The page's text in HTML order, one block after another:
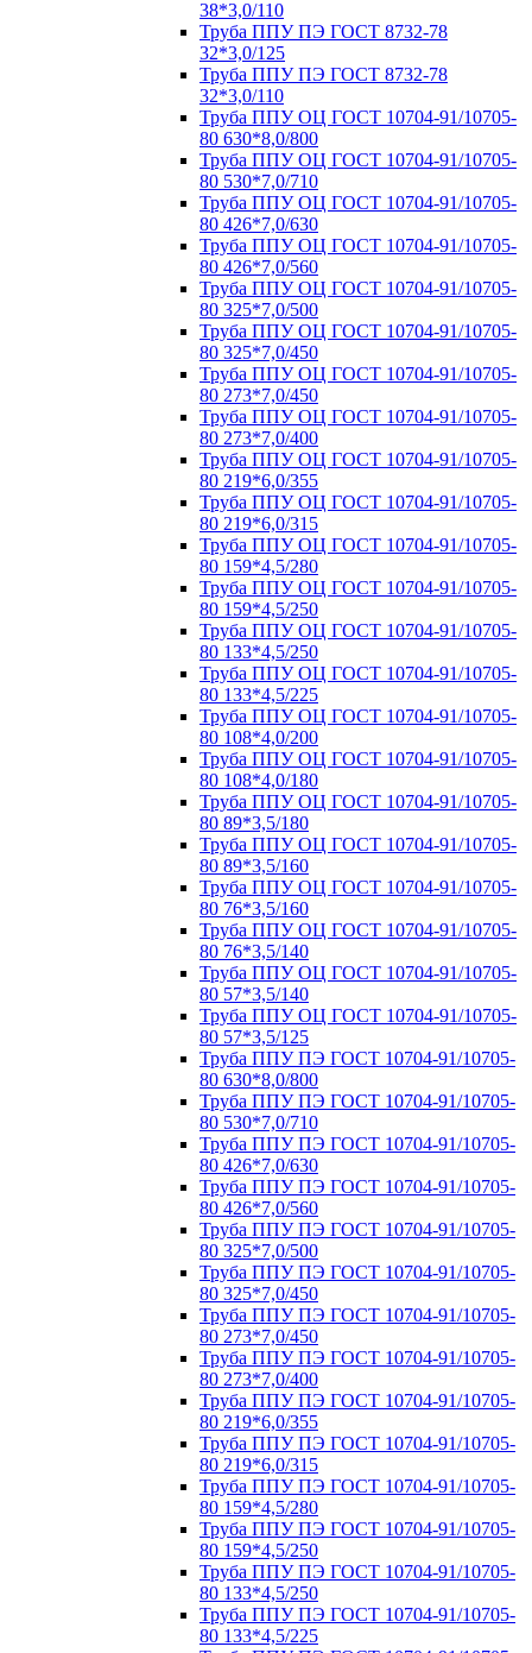
38*3,0/110
Труба ППУ ПЭ ГОСТ 8732-78
32*3,0/125
Труба ППУ ПЭ ГОСТ 8732-78
32*3,0/110
Труба ППУ ОЦ ГОСТ 10704-91/10705-
80 630*8,0/800
Труба ППУ ОЦ ГОСТ 10704-91/10705-
80 530*7,0/710
Труба ППУ ОЦ ГОСТ 10704-91/10705-
80 426*7,0/630
Труба ППУ ОЦ ГОСТ 10704-91/10705-
80 426*7,0/560
Труба ППУ ОЦ ГОСТ 10704-91/10705-
80 325*7,0/500
Труба ППУ ОЦ ГОСТ 10704-91/10705-
80 325*7,0/450
Труба ППУ ОЦ ГОСТ 10704-91/10705-
80 273*7,0/450
Труба ППУ ОЦ ГОСТ 10704-91/10705-
80 273*7,0/400
Труба ППУ ОЦ ГОСТ 10704-91/10705-
80 219*6,0/355
Труба ППУ ОЦ ГОСТ 10704-91/10705-
80 219*6,0/315
Труба ППУ ОЦ ГОСТ 10704-91/10705-
80 159*4,5/280
Труба ППУ ОЦ ГОСТ 10704-91/10705-
80 159*4,5/250
Труба ППУ ОЦ ГОСТ 10704-91/10705-
80 133*4,5/250
Труба ППУ ОЦ ГОСТ 10704-91/10705-
80 133*4,5/225
Труба ППУ ОЦ ГОСТ 10704-91/10705-
80 108*4,0/200
Труба ППУ ОЦ ГОСТ 10704-91/10705-
80 108*4,0/180
Труба ППУ ОЦ ГОСТ 10704-91/10705-
80 89*3,5/180
Труба ППУ ОЦ ГОСТ 10704-91/10705-
80 89*3,5/160
Труба ППУ ОЦ ГОСТ 10704-91/10705-
80 76*3,5/160
Труба ППУ ОЦ ГОСТ 10704-91/10705-
80 76*3,5/140
Труба ППУ ОЦ ГОСТ 10704-91/10705-
80 57*3,5/140
Труба ППУ ОЦ ГОСТ 10704-91/10705-
80 57*3,5/125
Труба ППУ ПЭ ГОСТ 10704-91/10705-
80 630*8,0/800
Труба ППУ ПЭ ГОСТ 10704-91/10705-
80 530*7,0/710
Труба ППУ ПЭ ГОСТ 10704-91/10705-
80 426*7,0/630
Труба ППУ ПЭ ГОСТ 10704-91/10705-
80 426*7,0/560
Труба ППУ ПЭ ГОСТ 10704-91/10705-
80 325*7,0/500
Труба ППУ ПЭ ГОСТ 10704-91/10705-
80 325*7,0/450
Труба ППУ ПЭ ГОСТ 10704-91/10705-
80 273*7,0/450
Труба ППУ ПЭ ГОСТ 10704-91/10705-
80 273*7,0/400
Труба ППУ ПЭ ГОСТ 10704-91/10705-
80 219*6,0/355
Труба ППУ ПЭ ГОСТ 10704-91/10705-
80 219*6,0/315
Труба ППУ ПЭ ГОСТ 10704-91/10705-
80 159*4,5/280
Труба ППУ ПЭ ГОСТ 10704-91/10705-
80 159*4,5/250
Труба ППУ ПЭ ГОСТ 10704-91/10705-
80 133*4,5/250
Труба ППУ ПЭ ГОСТ 10704-91/10705-
80 133*4,5/225